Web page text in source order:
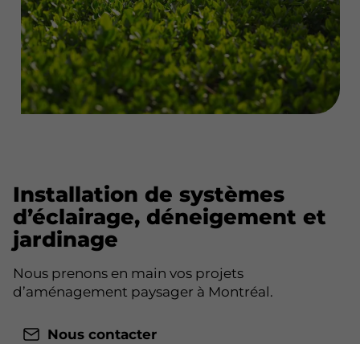
Installation de systèmes
d’éclairage, déneigement et
jardinage
Nous prenons en main vos projets
d’aménagement paysager à Montréal.
Nous contacter